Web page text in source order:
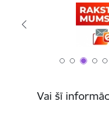
Vai šī